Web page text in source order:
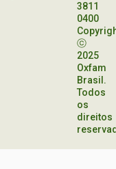
3811
0400
ⓒ
2025
Oxfam
Brasil.
Todos
os
direitos